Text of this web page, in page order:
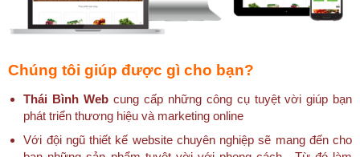
Chúng tôi giúp được gì cho bạn?
Thái Bình Web cung cấp những công cụ tuyệt vời giúp bạn
phát triển thương hiệu và marketing online
Với đội ngũ thiết kế website chuyên nghiệp sẽ mang đến cho